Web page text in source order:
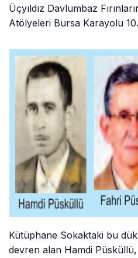
Üçyıldız Davlumbaz
Atölyeleri Bursa Karayolu
Kütüphane Sokaktaki bu
devren alan Hamdi